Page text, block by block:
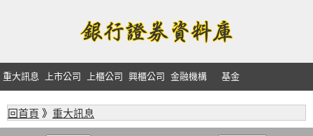
重大訊息 上市公司 上櫃公司 興櫃公司 金融機構 基金
回首頁 》 重大訊息